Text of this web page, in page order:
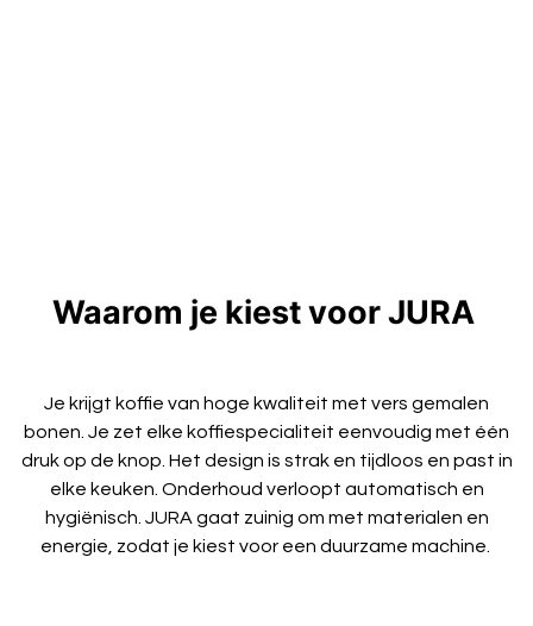
Waarom je kiest voor JURA
Je krijgt koffie van hoge kwaliteit met vers gemalen
bonen. Je zet elke koffiespecialiteit eenvoudig met één
druk op de knop. Het design is strak en tijdloos en past in
elke keuken. Onderhoud verloopt automatisch en
hygiënisch. JURA gaat zuinig om met materialen en
energie, zodat je kiest voor een duurzame machine.